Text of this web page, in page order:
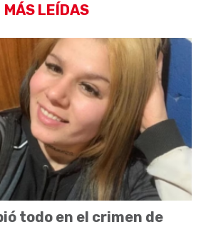
MÁS LEÍDAS
todo en el crimen de